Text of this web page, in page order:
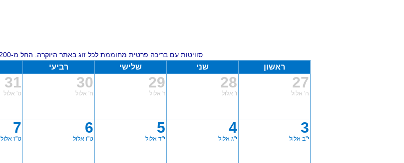
סוויטות עם בריכה פרטית מחוממת לכל זוג באתר היוקרה. החל מ-1200 ₪ ללילה!
ראשון שני שלישי רביעי
27
ה' אלול
28
ו' אלול
29
ז' אלול
30
ח' אלול
31
ט' אלול
3
י"ב אלול
4
י"ג אלול
5
י"ד אלול
6
ט"ו אלול
7
ט"ז אלול